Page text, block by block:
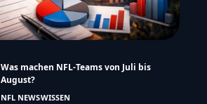
Was machen NFL-Teams von Juli bis
August?
NFL NEWSWISSEN